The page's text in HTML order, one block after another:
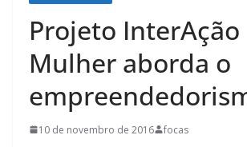
Projeto InterAção
Mulher aborda o
10 de novembro de 2016 focas